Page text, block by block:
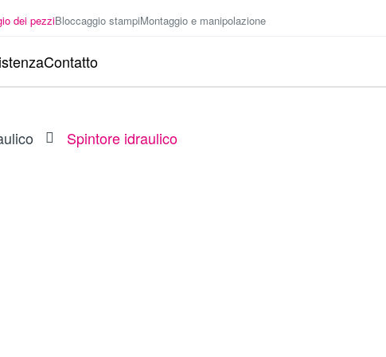
dei pezziBloccaggio stampiMontaggio e manipolazione
Contatto
Spintore idraulico